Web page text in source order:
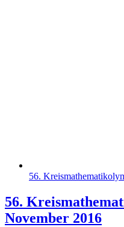
56.
56.
November 2016